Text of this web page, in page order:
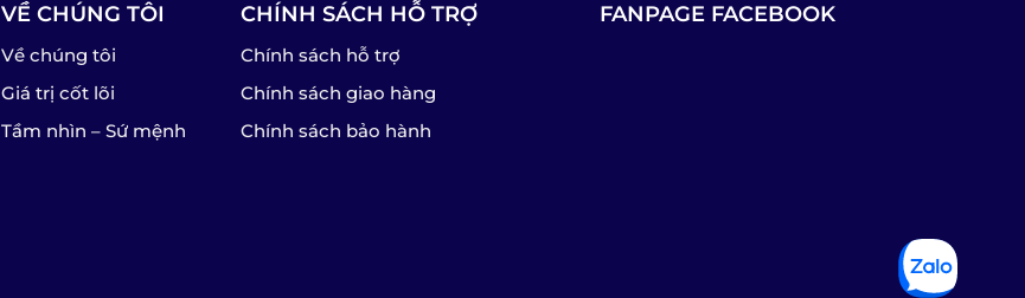
VỀ CHÚNG TÔI
Về chúng tôi
Giá trị cốt lõi
Tầm nhìn – Sứ mệnh
CHÍNH SÁCH HỖ TRỢ
Chính sách hỗ trợ
Chính sách giao hàng
Chính sách bảo hành
FANPAGE FACEBOOK